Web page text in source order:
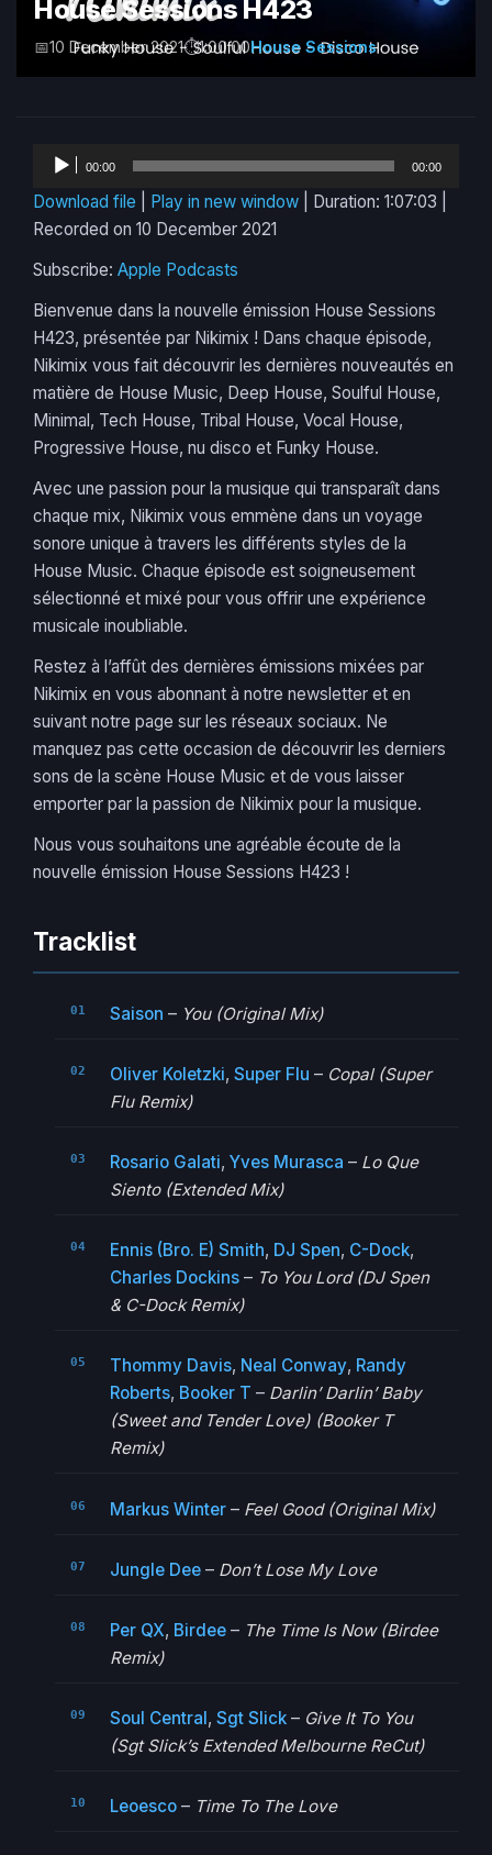
House Sessions H423
10 December 2021 1:00:00House Sessions
Audio
00:00 00:00
Download file Play in new window Duration: 1:07:03
Recorded on 10 December 2021
Subscribe: Apple Podcasts
Bienvenue dans la nouvelle émission House Sessions
H423, présentée par Nikimix ! Dans chaque épisode,
Nikimix vous fait découvrir les dernières nouveautés en
matière de House Music, Deep House, Soulful House,
Minimal, Tech House, Tribal House, Vocal House,
Progressive House, nu disco et Funky House.
Avec une passion pour la musique qui transparaît dans
chaque mix, Nikimix vous emmène dans un voyage
sonore unique à travers les différents styles de la
House Music. Chaque épisode est soigneusement
sélectionné et mixé pour vous offrir une expérience
musicale inoubliable.
Restez à l’affût des dernières émissions mixées par
Nikimix en vous abonnant à notre newsletter et en
suivant notre page sur les réseaux sociaux. Ne
manquez pas cette occasion de découvrir les derniers
sons de la scène House Music et de vous laisser
emporter par la passion de Nikimix pour la musique.
Nous vous souhaitons une agréable écoute de la
nouvelle émission House Sessions H423 !
Tracklist
Saison – You (Original Mix)
Oliver Koletzki, Super Flu – Copal (Super
Flu Remix)
Rosario Galati, Yves Murasca – Lo Que
Siento (Extended Mix)
Ennis (Bro. E) Smith, DJ Spen, C-Dock,
Charles Dockins– To You Lord (DJ Spen
& C-Dock Remix)
Thommy Davis, Neal Conway, Randy
Roberts, Booker T – Darlin’ Darlin’ Baby
(Sweet and Tender Love) (Booker T
Remix)
Markus Winter– Feel Good (Original Mix)
Jungle Dee– Don’t Lose My Love
Per QX, Birdee– The Time Is Now (Birdee
Remix)
Soul Central, Sgt Slick– Give It To You
(Sgt Slick’s Extended Melbourne ReCut)
Leoesco– Time To The Love